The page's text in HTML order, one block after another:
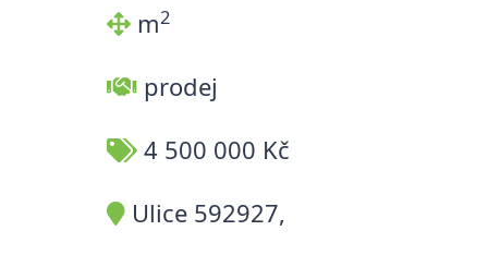
m2
prodej
4 500 000 Kč
Ulice 592927,